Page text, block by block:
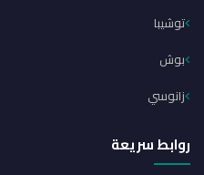
توشيبا
بوش
زانوسي
روابط سريعة